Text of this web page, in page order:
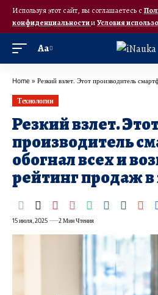
Используя этот сайт, вы соглашаетесь с
конфиденциальностииУсловия
Аа
Home » Резкий взлет. Этот производитель смартфонов
Технологии
Резкий взлет.
производитель
обогнал всех и
рейтинг продаж в
15 июля, 2025 2 Мин Чтения